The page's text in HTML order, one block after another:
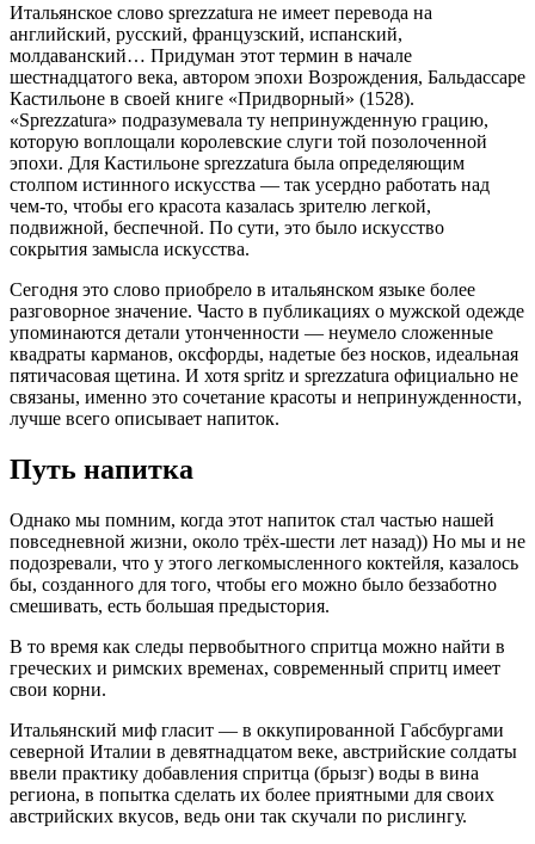
Итальянское слово sprezzatura не имеет перевода на
английский, русский, французский, испанский,
молдаванский… Придуман этот термин в начале
шестнадцатого века, автором эпохи Возрождения, Бальдассаре
Кастильоне в своей книге «Придворный» (1528).
«Sprezzatura» подразумевала ту непринужденную грацию,
которую воплощали королевские слуги той позолоченной
эпохи. Для Кастильоне sprezzatura была определяющим
столпом истинного искусства — так усердно работать над
чем-то, чтобы его красота казалась зрителю легкой,
подвижной, беспечной. По сути, это было искусство
сокрытия замысла искусства.
Сегодня это слово приобрело в итальянском языке более
разговорное значение. Часто в публикациях о мужской одежде
упоминаются детали утонченности — неумело сложенные
квадраты карманов, оксфорды, надетые без носков, идеальная
пятичасовая щетина. И хотя spritz и sprezzatura официально не
связаны, именно это сочетание красоты и непринужденности,
лучше всего описывает напиток.
Путь напитка
Однако мы помним, когда этот напиток стал частью нашей
повседневной жизни, около трёх-шести лет назад)) Но мы и не
подозревали, что у этого легкомысленного коктейля, казалось
бы, созданного для того, чтобы его можно было беззаботно
смешивать, есть большая предыстория.
В то время как следы первобытного спритца можно найти в
греческих и римских временах, современный спритц имеет
свои корни.
Итальянский миф гласит — в оккупированной Габсбургами
северной Италии в девятнадцатом веке, австрийские солдаты
ввели практику добавления спритца (брызг) воды в вина
региона, в попытка сделать их более приятными для своих
австрийских вкусов, ведь они так скучали по рислингу.